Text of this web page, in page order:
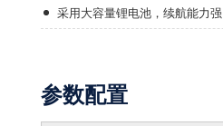
采用大容量锂电池，续航能力强
参数配置